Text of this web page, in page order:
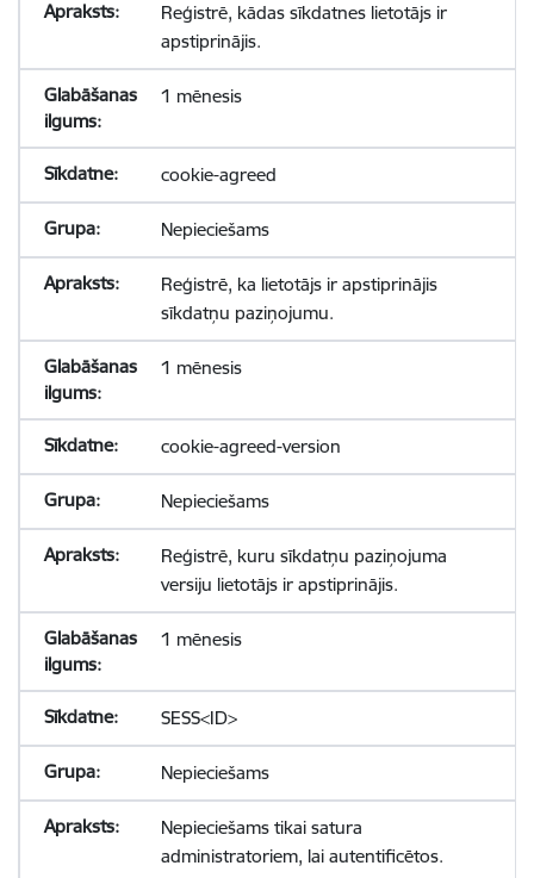
Reģistrē, kādas sīkdatnes lietotājs ir
apstiprinājis.
1 mēnesis
cookie-agreed
Nepieciešams
Reģistrē, ka lietotājs ir apstiprinājis
sīkdatņu paziņojumu.
1 mēnesis
cookie-agreed-version
Nepieciešams
Reģistrē, kuru sīkdatņu paziņojuma
versiju lietotājs ir apstiprinājis.
1 mēnesis
SESS<ID>
Nepieciešams
Nepieciešams tikai satura
administratoriem, lai autentificētos.